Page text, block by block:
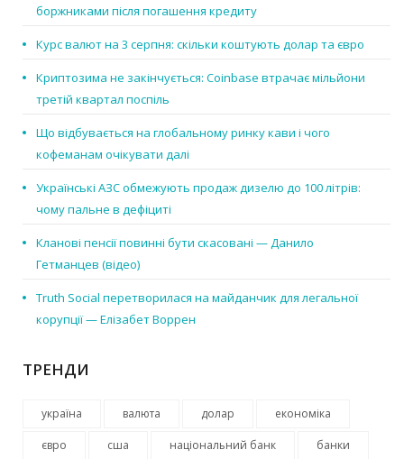
боржниками після погашення кредиту
Курс валют на 3 серпня: скільки коштують долар та євро
Криптозима не закінчується: Coinbase втрачає мільйони
третій квартал поспіль
Що відбувається на глобальному ринку кави і чого
кофеманам очікувати далі
Українські АЗС обмежують продаж дизелю до 100 літрів:
чому пальне в дефіциті
Кланові пенсії повинні бути скасовані — Данило
Гетманцев (відео)
Truth Social перетворилася на майданчик для легальної
корупції — Елізабет Воррен
ТРЕНДИ
україна валюта долар економіка
євро сша національний банк банки